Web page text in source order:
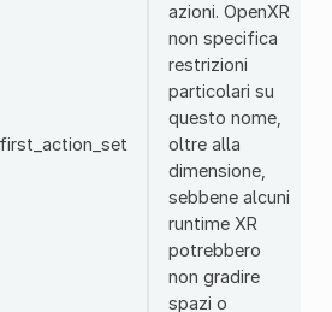
azioni. OpenXR
non specifica
restrizioni
particolari su
questo nome,
oltre alla
dimensione,
sebbene alcuni
runtime XR
potrebbero
non gradire
spazi o